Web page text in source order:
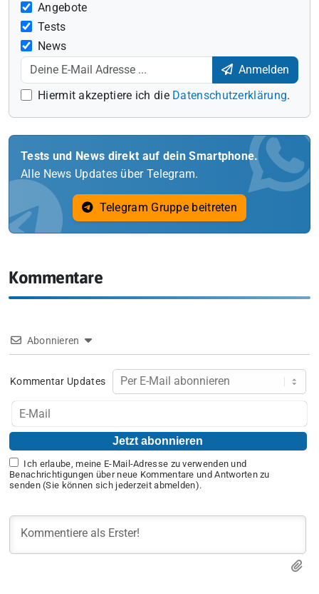
Angebote
Tests
News
Anmelden
Hiermit akzeptiere ich die Datenschutzerklärung.
Tests und News direkt auf dein Smartphone.
Alle News Updates über Telegram.
Telegram Gruppe beitreten
Kommentare
Abonnieren
Kommentar Updates
Ich erlaube, meine E-Mail-Adresse zu verwenden und
Benachrichtigungen über neue Kommentare und Antworten zu
senden (Sie können sich jederzeit abmelden).